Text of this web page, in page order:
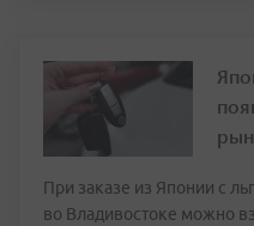
При заказе из Японии с
во Владивостоке можно